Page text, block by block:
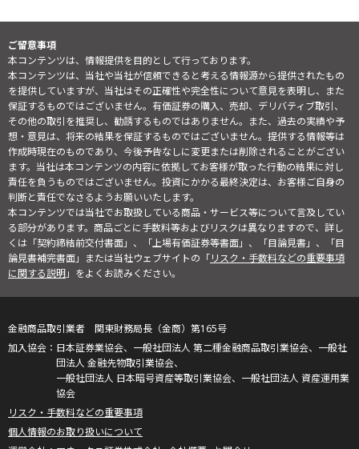
ご留意事項
本コンテンツは、情報提供を目的として行っております。
本コンテンツは、当社や当社が信頼できると考える情報源から提供されたもの
を提供していますが、当社はその正確性や完全性について意見を表明し、また
保証するものではございません。有価証券の購入、売却、デリバティブ取引、
その他の取引を推奨し、勧誘するものではありません。また、過去の実績や予
想・意見は、将来の結果を保証するものではございません。提供する情報等は
作成時現在のものであり、今後予告なしに変更または削除されることがござい
ます。当社は本コンテンツの内容に依拠してお客様が取った行動の結果に対し
責任を負うものではございません。投資にかかる最終決定は、お客様ご自身の
判断と責任でなさるようお願いいたします。
本コンテンツでは当社でお取扱している商品・サービス等について言及してい
る部分があります。商品ごとに手数料等およびリスクは異なりますので、詳し
くは「契約締結前交付書面」、「上場有価証券等書面」、「目論見書」、「目
論見書補完書面」または当社ウェブサイトの「リスク・手数料などの重要事項
に関する説明」をよくお読みください。
金融商品取引業者 関東財務局長（金商）第165号
日本証券業協会、一般社団法人 第二種金融商品取引業協会、一般社
団法人 金融先物取引業協会、
一般社団法人 日本暗号資産等取引業協会、一般社団法人 資産運用業
協会
リスク・手数料などの重要事項
個人情報のお取り扱いについて